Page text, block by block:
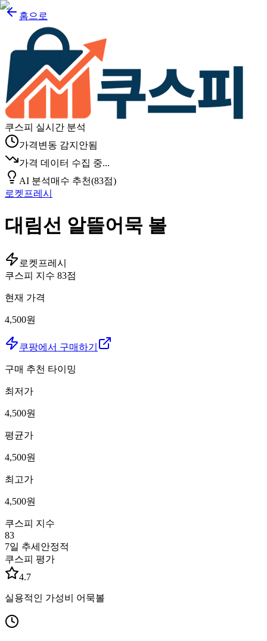
홈으로
쿠스피 실시간 분석
가격변동 감지안됨
가격 데이터 수집 중...
AI 분석매수 추천(83점)
로켓프레시
대림선 알뜰어묵 볼
로켓프레시
쿠스피 지수 83점
현재 가격
4,500원
쿠팡에서 구매하기
구매 추천 타이밍
최저가
4,500원
평균가
4,500원
최고가
4,500원
쿠스피 지수
83
7일 추세 안정적
쿠스피 평가
4.7
실용적인 가성비 어묵볼